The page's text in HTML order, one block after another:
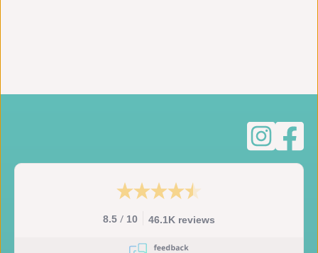
8.5 / 10 46.1K reviews